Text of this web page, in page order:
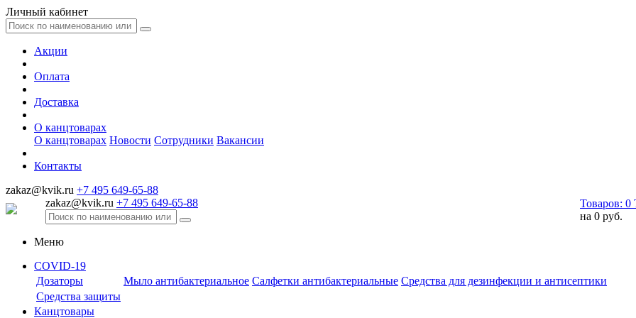
Личный кабинет
Акции
Оплата
Доставка
О канцтоварах
О канцтоварах Новости Сотрудники Вакансии
Контакты
zakaz@kvik.ru +7 495 649-65-88
zakaz@kvik.ru +7 495 649-65-88 Товаров: 0
на 0 руб.
Меню
COVID-19
Дозаторы
Мыло антибактериальное Салфетки антибактериальные Средства для дезинфекции и антисептики
Средства защиты
Канцтовары